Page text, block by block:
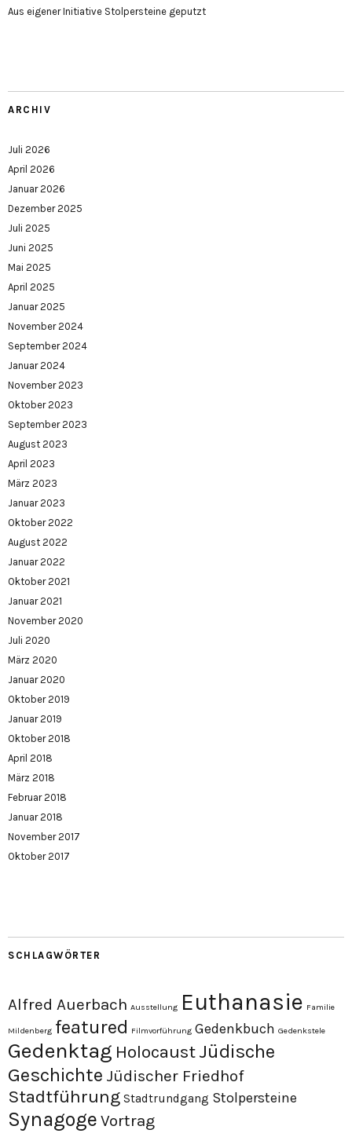
Aus eigener Initiative Stolpersteine geputzt
ARCHIV
Juli 2026
April 2026
Januar 2026
Dezember 2025
Juli 2025
Juni 2025
Mai 2025
April 2025
Januar 2025
November 2024
September 2024
Januar 2024
November 2023
Oktober 2023
September 2023
August 2023
April 2023
März 2023
Januar 2023
Oktober 2022
August 2022
Januar 2022
Oktober 2021
Januar 2021
November 2020
Juli 2020
März 2020
Januar 2020
Oktober 2019
Januar 2019
Oktober 2018
April 2018
März 2018
Februar 2018
Januar 2018
November 2017
Oktober 2017
SCHLAGWÖRTER
Alfred Auerbach Ausstellung Euthanasie Familie
Mildenberg featured Filmvorführung Gedenkbuch Gedenkstele
Gedenktag HolocaustJüdische
Geschichte Jüdischer Friedhof
Stadtführung Stadtrundgang Stolpersteine
Synagoge Vortrag